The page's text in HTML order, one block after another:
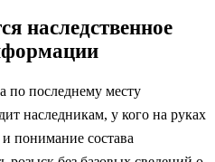
наследственное
по последнему месту
наследникам, у кого на руках
понимание состава